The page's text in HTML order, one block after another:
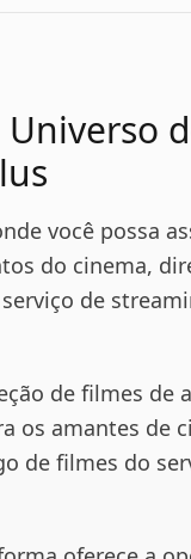
Universo
você possa
do cinema,
de
de filmes de
os amantes de
de filmes do